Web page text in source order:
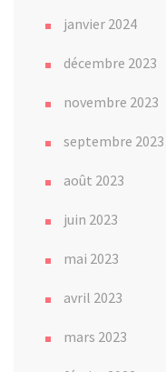
janvier 2024
décembre 2023
novembre 2023
septembre 2023
août 2023
juin 2023
mai 2023
avril 2023
mars 2023